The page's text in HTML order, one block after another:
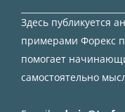
Здесь публикуется
примерами Форекс
помогает
самостоятельно